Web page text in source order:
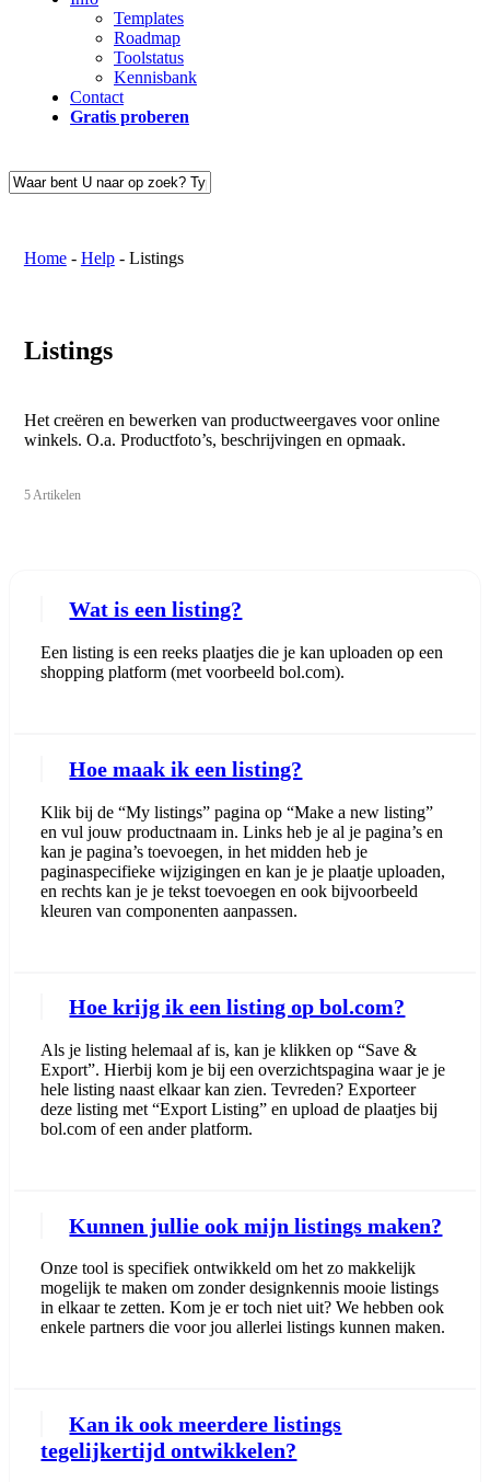
Templates
Roadmap
Toolstatus
Kennisbank
Contact
Gratis proberen
Home- Help- Listings
Listings
Het creëren en bewerken van productweergaves voor online
winkels. O.a. Productfoto’s, beschrijvingen en opmaak.
5 Artikelen
Wat is een listing?
Een listing is een reeks plaatjes die je kan uploaden op een
shopping platform (met voorbeeld bol.com).
Hoe maak ik een listing?
Klik bij de “My listings” pagina op “Make a new listing”
en vul jouw productnaam in. Links heb je al je pagina’s en
kan je pagina’s toevoegen, in het midden heb je
paginaspecifieke wijzigingen en kan je je plaatje uploaden,
en rechts kan je je tekst toevoegen en ook bijvoorbeeld
kleuren van componenten aanpassen.
Hoe krijg ik een listing op bol.com?
Als je listing helemaal af is, kan je klikken op “Save &
Export”. Hierbij kom je bij een overzichtspagina waar je je
hele listing naast elkaar kan zien. Tevreden? Exporteer
deze listing met “Export Listing” en upload de plaatjes bij
bol.com of een ander platform.
Kunnen jullie ook mijn listings maken?
Onze tool is specifiek ontwikkeld om het zo makkelijk
mogelijk te maken om zonder designkennis mooie listings
in elkaar te zetten. Kom je er toch niet uit? We hebben ook
enkele partners die voor jou allerlei listings kunnen maken.
Kan ik ook meerdere listings
tegelijkertijd ontwikkelen?